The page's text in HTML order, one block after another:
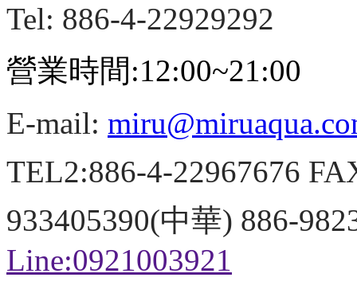
Tel: 886-4-22929292
營業時間:12:00~21:00
E-mail:
TEL2:886-4-22967676
933405390(中華) 886-
Line:0921003921